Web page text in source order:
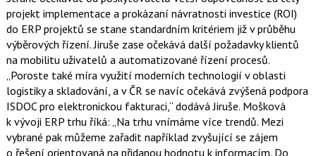
projekt implementace a prokázaní návratnosti investice (ROI)
do ERP projektů se stane standardním kritériem již v průběhu
výběrových řízení. Jiruše zase očekává další požadavky klientů
na mobilitu uživatelů a automatizované řízení procesů.
„Poroste také míra využití moderních technologií v oblasti
logistiky a skladování, a v ČR se navíc očekává zvýšená podpora
ISDOC pro elektronickou fakturaci,“ dodává Jiruše. Mošková
k vývoji ERP trhu říká: „Na trhu vnímáme více trendů. Mezi
vybrané pak můžeme zařadit například zvyšující se zájem
o řešení orientovaná na přidanou hodnotu k informacím. Do